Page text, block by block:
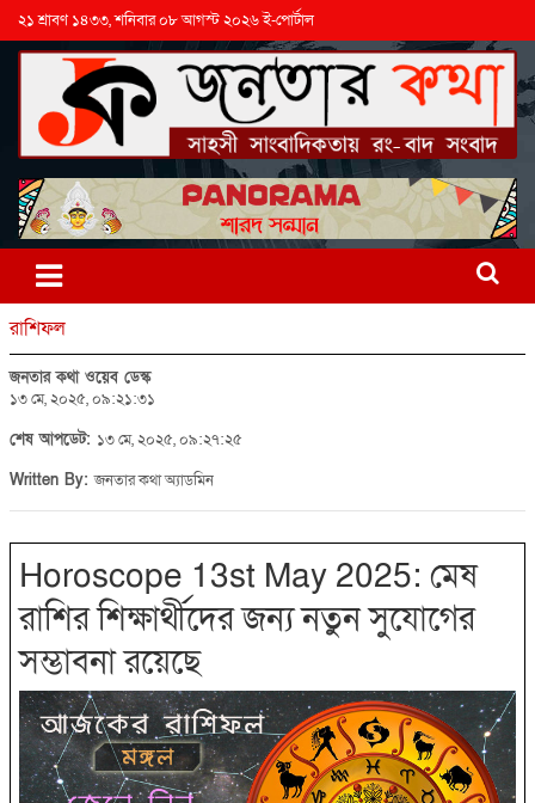
২১ শ্রাবণ ১৪৩৩, শনিবার ০৮ আগস্ট ২০২৬ ই-পোর্টাল
রাশিফল
জনতার কথা ওয়েব ডেস্ক
১৩ মে, ২০২৫, ০৯:২১:৩১
শেষ আপডেট: ১৩ মে, ২০২৫, ০৯:২৭:২৫
Written By:জনতার কথা অ্যাডমিন
Horoscope 13st May 2025: মেষ
রাশির শিক্ষার্থীদের জন্য নতুন সুযোগের
সম্ভাবনা রয়েছে